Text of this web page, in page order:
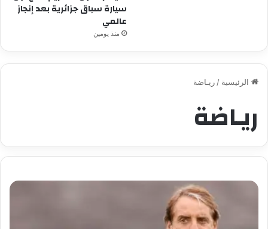
الرئيسية / ريـاضة
ريـاضة
سيارة سباق جزائرية بعد إنجاز
عالمي
منذ يومين